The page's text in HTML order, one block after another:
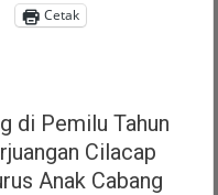
Cetak
di Pemilu Tahun
Cilacap
Anak Cabang